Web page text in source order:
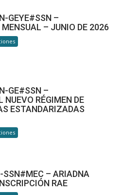
GEYE#SSN –
– JUNIO DE 2026
GE#SSN –
NUEVO RÉGIMEN DE
ESTANDARIZADAS
– ARIADNA
RAE